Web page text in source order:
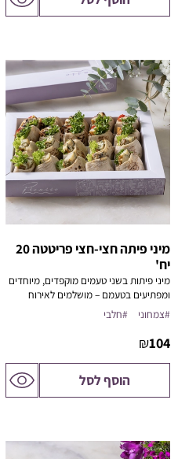
המוצר
מיני פיתה חצי-חצי פריטטה 20
יח'
מיני פיתות בשני טעמים מוקפדים, מיוחדים
ומפתיעים בטעמם – מושלמים לאירוח
אלגנטי או קייטרינג עסקי.
#צמחוני #חלבי
104
₪
הוסף לסל לדף
המוצר